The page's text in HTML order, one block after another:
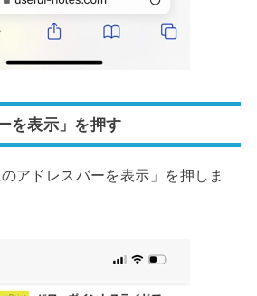
を表示」を押す
アドレスバーを表示」を押しま